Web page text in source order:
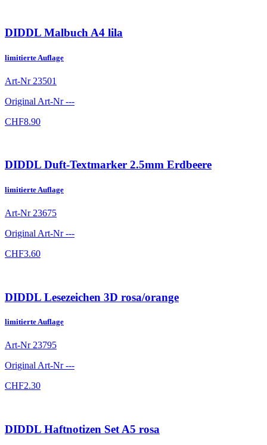
DIDDL Malbuch A4 lila
limitierte Auflage
Art-Nr 23501
Original Art-Nr---
CHF8.90
DIDDL Duft-Textmarker 2.5mm Erdbeere
limitierte Auflage
Art-Nr 23675
Original Art-Nr---
CHF3.60
DIDDL Lesezeichen 3D rosa/orange
limitierte Auflage
Art-Nr 23795
Original Art-Nr---
CHF2.30
DIDDL Haftnotizen Set A5 rosa